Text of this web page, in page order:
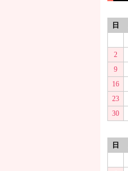
日
2
9
16
23
30
日